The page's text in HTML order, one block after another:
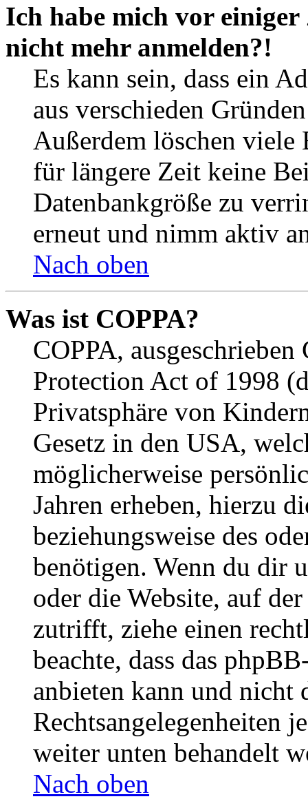
Ich habe mich vor
nicht mehr anmelden?!
Es kann sein, dass ein
aus verschieden
Außerdem löschen viele
für längere Zeit keine
Datenbankgröße zu
erneut und nimm aktiv
Nach oben
Was ist COPPA?
COPPA,
Protection Act of 1998
Privatsphäre von
Gesetz in den USA,
möglicherweise
Jahren erheben, hierzu
beziehungsweise des
benötigen. Wenn du dir
oder die Website, auf
zutrifft, ziehe einen
beachte, dass das
anbieten kann und nicht
Rechtsangelegenheiten
weiter unten behandelt
Nach oben